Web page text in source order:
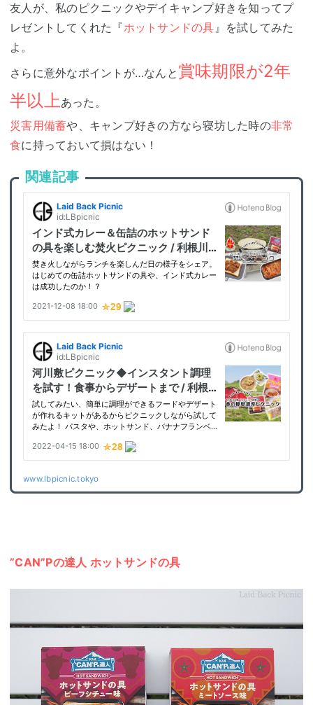
友人が、私のピクニックやデイキャンプ好きを知ってプ
レゼントしてくれた『ホットサンドの具』を試してみた
よ。
さらに意外なポイントが…なんと 賞味期限が2年
半以上あった。
災害用備蓄や、キャンプ好きの方なら寝坊した時の非常
食に持っておいて損はない！
関連記事
www.lbpicnic.tokyo
”CAN”Pの達人 ホットサンドの具